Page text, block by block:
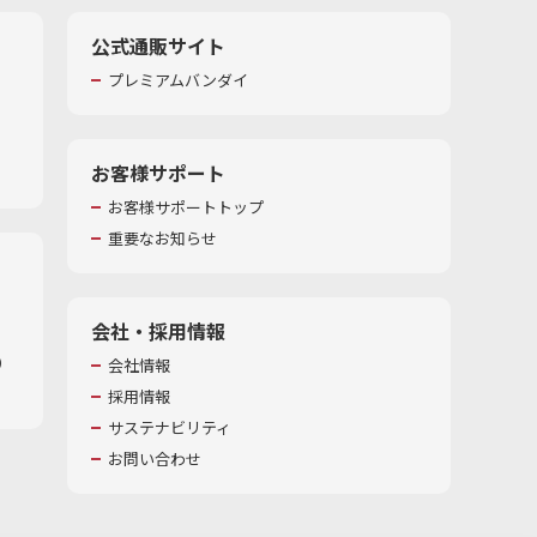
公式通販サイト
プレミアムバンダイ
お客様サポート
お客様サポートトップ
重要なお知らせ
会社・採用情報
会社情報
採用情報
サステナビリティ
お問い合わせ